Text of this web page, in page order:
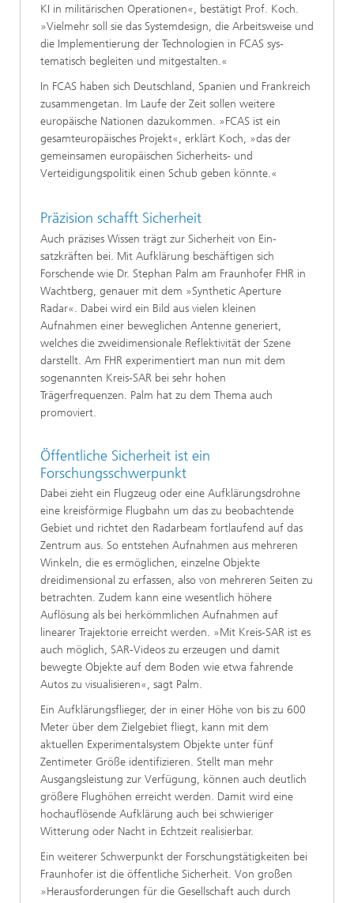
KI in militärischen Operationen«, bestätigt Prof. Koch.
»Vielmehr soll sie das Systemdesign, die Arbeitsweise und
die Implementierung der Technologien in FCAS sys­
tematisch begleiten und mitgestalten.«
In FCAS haben sich Deutschland, Spanien und Frankreich
zusammengetan. Im Laufe der Zeit sollen weitere
europäische Nationen dazukom­men. »FCAS ist ein
gesamteuropäisches Projekt«, erklärt Koch, »das der
gemeinsamen europäischen Sicherheits- und
Verteidigungspolitik einen Schub geben könnte.«
Präzision schafft Sicherheit
Auch präzises Wissen trägt zur Sicherheit von Ein­
satzkräften bei. Mit Aufklärung beschäftigen sich
Forschende wie Dr. Stephan Palm am Fraunhofer FHR in
Wachtberg, genauer mit dem »Synthetic Aperture
Radar«. Dabei wird ein Bild aus vielen kleinen
Aufnahmen einer beweglichen Antenne generiert,
welches die zweidimensionale Reflekti­vität der Szene
darstellt. Am FHR experimentiert man nun mit dem
sogenannten Kreis-SAR bei sehr hohen
Trägerfrequenzen. Palm hat zu dem Thema auch
promoviert.
Öffentliche Sicherheit ist ein
Forschungsschwerpunkt
Dabei zieht ein Flugzeug oder eine Aufklärungs­drohne
eine kreisförmige Flugbahn um das zu beobachtende
Gebiet und richtet den Radarbeam fortlaufend auf das
Zentrum aus. So entstehen Aufnahmen aus mehreren
Winkeln, die es er­möglichen, einzelne Objekte
dreidimensional zu erfassen, also von mehreren Seiten zu
betrachten. Zudem kann eine wesentlich höhere
Auflösung als bei herkömmlichen Aufnahmen auf
linearer Trajektorie erreicht werden. »Mit Kreis-SAR ist es
auch möglich, SAR-Videos zu erzeugen und damit
bewegte Objekte auf dem Boden wie etwa fahren­de
Autos zu visualisieren«, sagt Palm.
Ein Aufklärungsflieger, der in einer Höhe von bis zu 600
Meter über dem Zielgebiet fliegt, kann mit dem
aktuellen Experimentalsystem Objekte unter fünf
Zentimeter Größe identifizieren. Stellt man mehr
Ausgangsleistung zur Verfügung, kön­nen auch deutlich
größere Flughöhen erreicht werden. Damit wird eine
hochauflösende Auf­klärung auch bei schwieriger
Witterung oder Nacht in Echtzeit realisierbar.
Ein weiterer Schwerpunkt der Forschungstä­tigkeiten bei
Fraunhofer ist die öffentliche Sicher­heit. Von großen
»Herausforderungen für die Ge­sellschaft auch durch